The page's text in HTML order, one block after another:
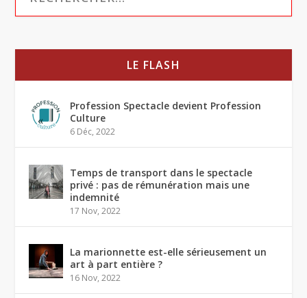
LE FLASH
Profession Spectacle devient Profession
Culture
6 Déc, 2022
Temps de transport dans le spectacle
privé : pas de rémunération mais une
indemnité
17 Nov, 2022
La marionnette est-elle sérieusement un
art à part entière ?
16 Nov, 2022